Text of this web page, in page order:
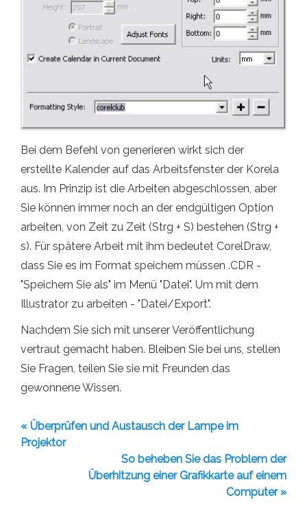
Bei dem Befehl von generieren wirkt sich der
erstellte Kalender auf das Arbeitsfenster der Korela
aus. Im Prinzip ist die Arbeiten abgeschlossen, aber
Sie können immer noch an der endgültigen Option
arbeiten, von Zeit zu Zeit (Strg + S) bestehen (Strg +
s). Für spätere Arbeit mit ihm bedeutet CorelDraw,
dass Sie es im Format speichern müssen .CDR -
"Speichern Sie als" im Menü "Datei". Um mit dem
Illustrator zu arbeiten - "Datei/Export".
Nachdem Sie sich mit unserer Veröffentlichung
vertraut gemacht haben. Bleiben Sie bei uns, stellen
Sie Fragen, teilen Sie sie mit Freunden das
gewonnene Wissen.
« Überprüfen und Austausch der Lampe im
Projektor
So beheben Sie das Problem der
Überhitzung einer Grafikkarte auf einem
Computer »